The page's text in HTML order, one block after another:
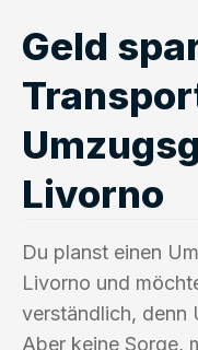
Geld
Livorno
Du planst einen
Livorno und
verständlich, denn
Aber keine Sorge,